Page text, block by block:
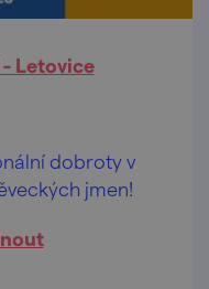
Letovice
dobroty v
jmen!